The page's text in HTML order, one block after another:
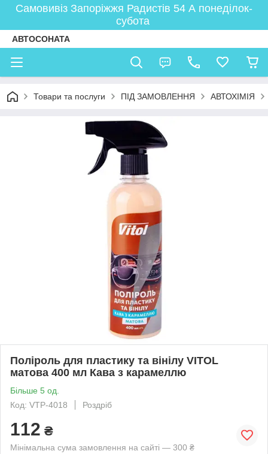
Самовивіз Запоріжжя Радистів 54 А понеділок-
субота
АВТОСОНАТА
Товари та послуги ПІД ЗАМОВЛЕННЯ АВТОХІМІЯ
Поліроль для пластику та вінілу VITOL
матова 400 мл Кава з карамеллю
Більше 5 од.
Код: VTP-4018
Роздріб
112 ₴
Мінімальна сума замовлення на сайті — 300 ₴